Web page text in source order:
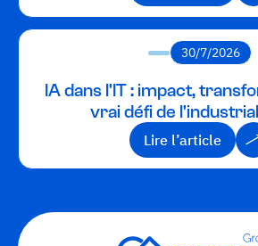
Lire l’article
30/7/2026
IA dans l'IT : impact,
vrai défi de
Lire l’article
Lire l’article